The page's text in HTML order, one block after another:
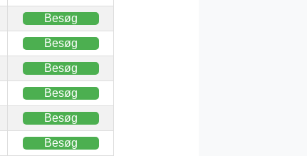
Besøg
Besøg
Besøg
Besøg
Besøg
Besøg